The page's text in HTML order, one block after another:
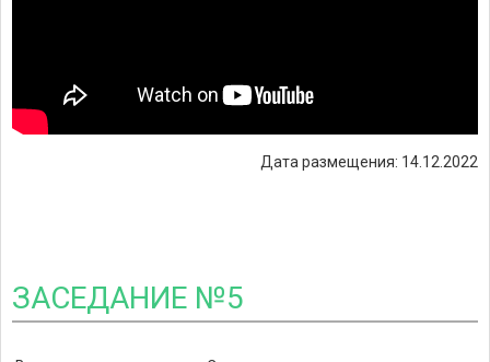
Дата размещения: 14.12.2022
ЗАСЕДАНИЕ №5